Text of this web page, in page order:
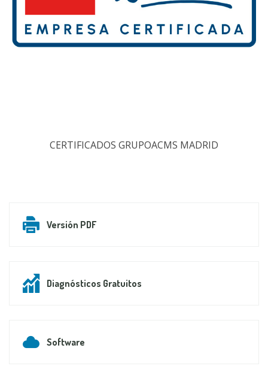
CERTIFICADOS GRUPOACMS MADRID
Versión PDF
Diagnósticos Gratuitos
Software